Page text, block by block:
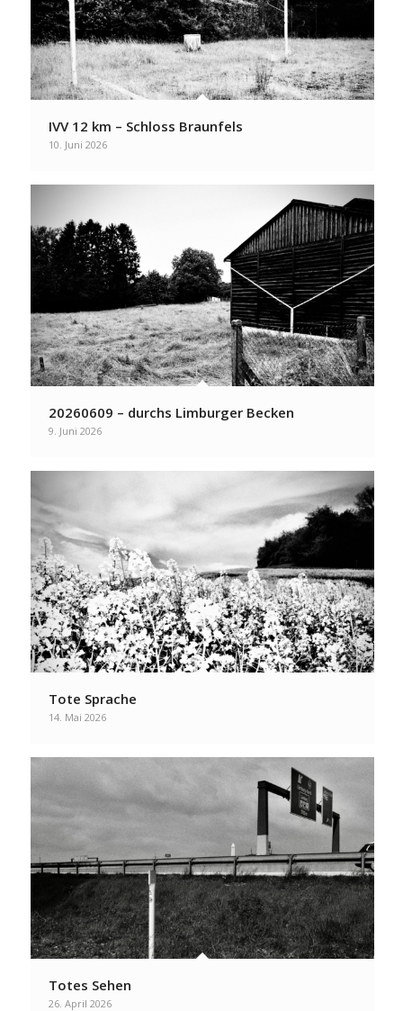
IVV 12 km – Schloss Braunfels
10. Juni 2026
20260609 – durchs Limburger Becken
9. Juni 2026
Tote Sprache
14. Mai 2026
Totes Sehen
26. April 2026